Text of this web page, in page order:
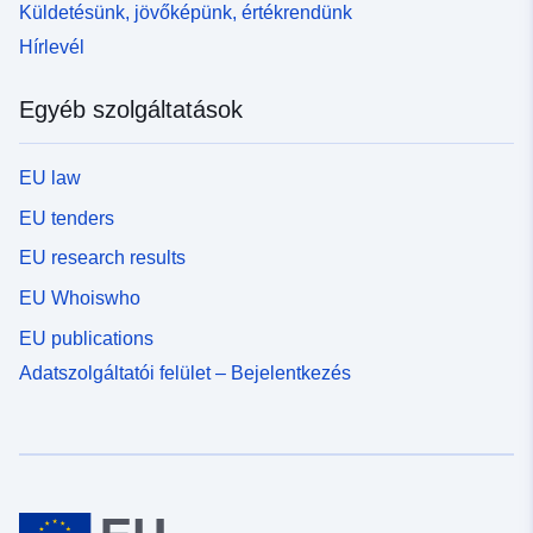
Küldetésünk, jövőképünk, értékrendünk
Hírlevél
Egyéb szolgáltatások
EU law
EU tenders
EU research results
EU Whoiswho
EU publications
Adatszolgáltatói felület – Bejelentkezés